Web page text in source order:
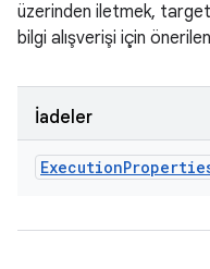
üzerinden iletmek,
bilgi alışverişi için
İadeler
Execution